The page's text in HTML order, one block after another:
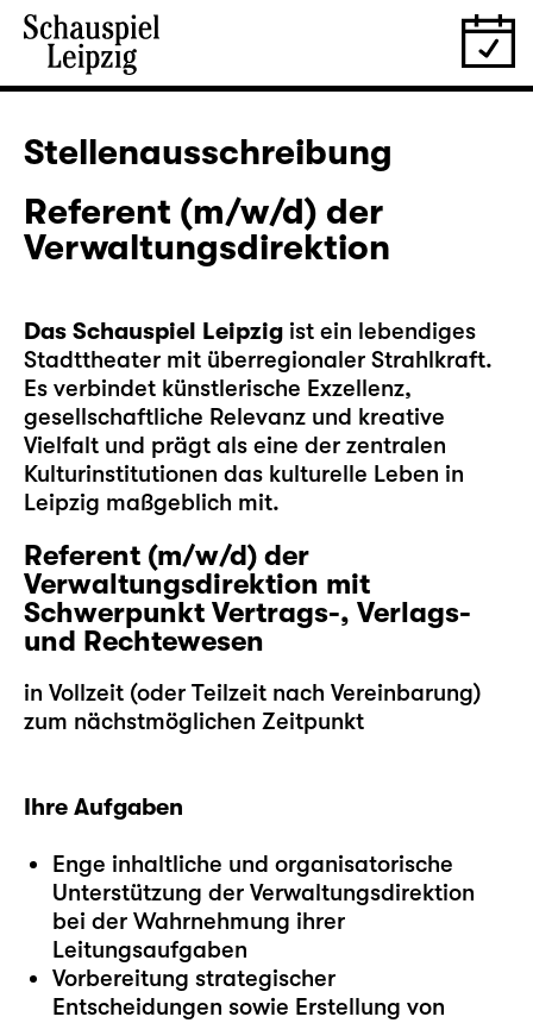
Stellenausschreibung
Referent (m/w/d) der
Verwaltungsdirektion
Das Schauspiel Leipzig ist ein lebendiges
Stadttheater mit überregionaler Strahlkraft.
Es verbindet künstlerische Exzellenz,
gesellschaftliche Relevanz und kreative
Vielfalt und prägt als eine der zentralen
Kulturinstitutionen das kulturelle Leben in
Leipzig maßgeblich mit.
Referent (m/w/d) der
Verwaltungsdirektion mit
Schwerpunkt Vertrags-, Verlags-
und Rechtewesen
in Vollzeit (oder Teilzeit nach Vereinbarung)
zum nächstmöglichen Zeitpunkt
Ihre Aufgaben
Enge inhaltliche und organisatorische
Unterstützung der Verwaltungsdirektion
bei der Wahrnehmung ihrer
Leitungsaufgaben
Vorbereitung strategischer
Entscheidungen sowie Erstellung von